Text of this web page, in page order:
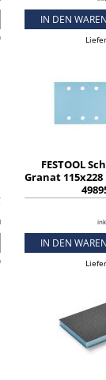
IN DEN
FESTOOL
Granat 115x228
IN DEN